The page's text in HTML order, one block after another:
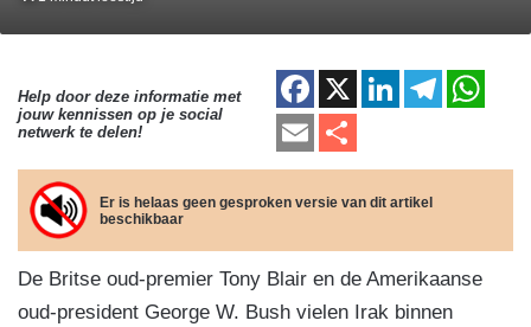
Help door deze informatie met
jouw kennissen op je social
netwerk te delen!
F
a
c
e
b
o
o
X
Li
k
e
dI
n
T
e
a
m
at
A
E
m
ail
el
e
n
Er is helaas geen gesproken versie van dit artikel
beschikbaar
De Britse oud-premier Tony Blair en de Amerikaanse
oud-president George W. Bush vielen Irak binnen